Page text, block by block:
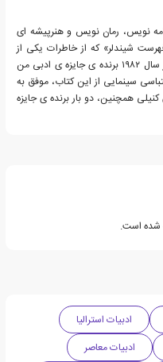
ی ۷ اکتبر ۱۹۳۵، نمایشنامه نویس، رمان نویس و هنرپیشه ای
شیندلر» که از خاطرات یکی از
بازماندگان هولوکاست الهام گرفته شده بود، در سال ۱۹۸۲ برنده ی جایزه ی ادبی من
سینمایی از این کتاب، موفق به
همچنین، دو بار برنده ی جایزه
ادبیات استرالیا
ادبیات معاصر